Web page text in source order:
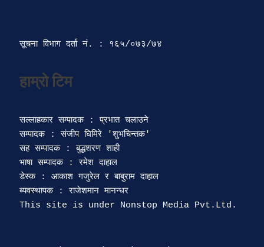
सूचना विभाग दर्ता‍ नं. : १६५/०७३/७४
हाम्रो टिम
सल्लाहकार सम्पादक : प्रभात चलाउने
सम्पादक : संजीप घिमिरे 'शुभचिन्तक'
सह सम्पादक : बुद्धशरण शाही
भाषा सम्पादक : रमेश दाहाल
डेस्क : आकाश गजुरेल र बाबुराम दाहाल
ब्यवस्थापक : राजेशमान मानन्धर